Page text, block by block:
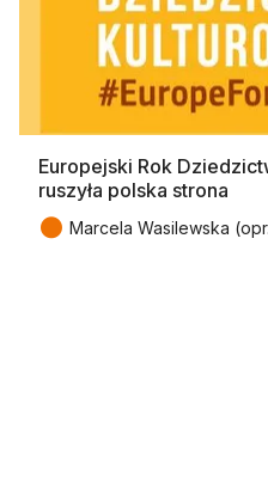
Europejski Rok
ruszyła polska strona
● Marcela Wasilewska